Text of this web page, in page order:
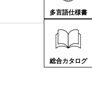
多言語仕様書
総合カタログ